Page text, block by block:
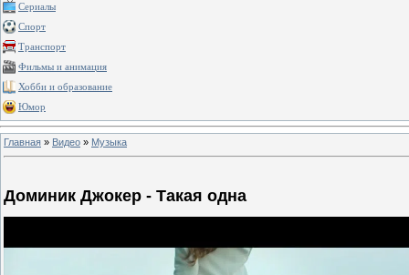
Сериалы
Спорт
Транспорт
Фильмы и анимация
Хобби и образование
Юмор
Главная » Видео » Музыка
Доминик Джокер - Такая одна